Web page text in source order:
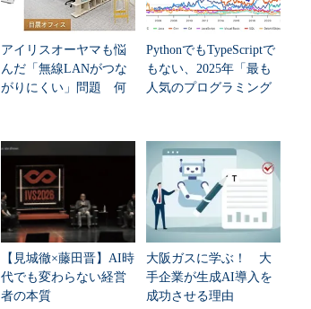
アイリスオーヤマも悩
んだ「無線LANがつな
がりにくい」問題 何
PythonでもTypeScriptで
もない、2025年「最も
人気のプログラミング
【見城徹×藤田晋】AI時
代でも変わらない経営
者の本質
大阪ガスに学ぶ！ 大
手企業が生成AI導入を
成功させる理由